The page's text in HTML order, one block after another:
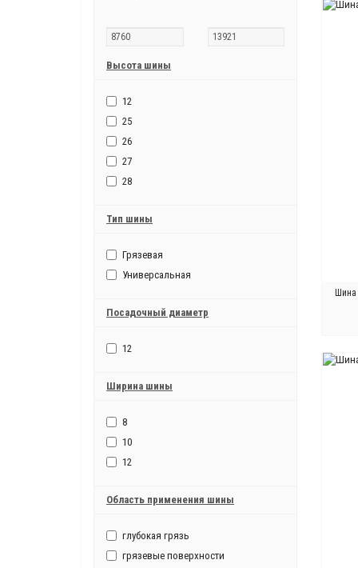
Высота шины
12
25
26
27
28
Тип шины
Грязевая
Универсальная
Посадочный диаметр
12
Ширина шины
8
10
12
Область применения шины
глубокая грязь
грязевые поверхности
Шина